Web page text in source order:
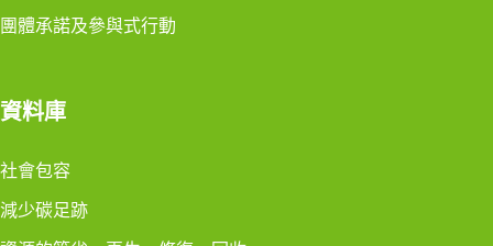
團體承諾及參與式行動
資料庫
社會包容
減少碳足跡